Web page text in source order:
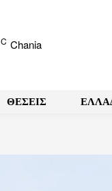
C Chania
ΘΕΣΕΙΣ